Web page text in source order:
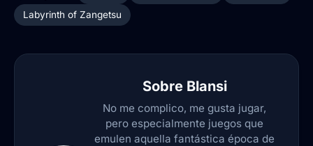
Labyrinth of Zangetsu
Sobre Blansi
No me complico, me gusta jugar,
pero especialmente juegos que
emulen aquella fantástica época de